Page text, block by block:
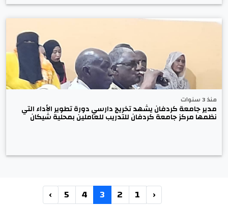
منذ 3 سنوات
مدير جامعة كردفان يشهد تخريج دارسي دورة تطوير الأداء التي
نظمها مركز جامعة كردفان للتدريب للعاملين بمحلية شيكان
‹
1
2
3
4
5
›